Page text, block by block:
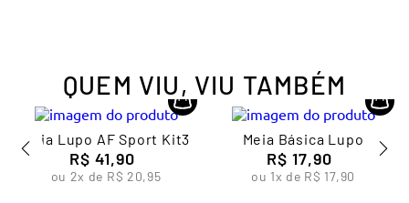
QUEM VIU, VIU TAMBÉM
Meia Lupo AF Sport Kit3
R$ 41,90
ou 2x de R$ 20,95
Meia Básica Lupo
R$ 17,90
ou 1x de R$ 17,90